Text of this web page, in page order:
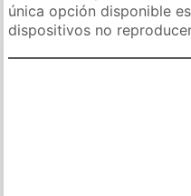
única opción disponible
dispositivos no